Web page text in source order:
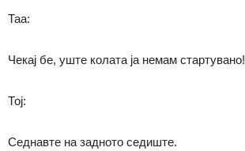
Таа:
Чекај бе, уште колата ја немам стартувано!
Тој:
Седнавте на задното седиште.